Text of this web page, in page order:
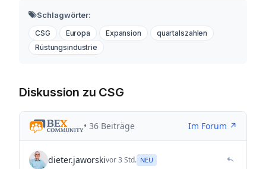
Schlagwörter:
CSG Europa Expansion
quartalszahlen
Rüstungsindustrie
Diskussion zu CSG